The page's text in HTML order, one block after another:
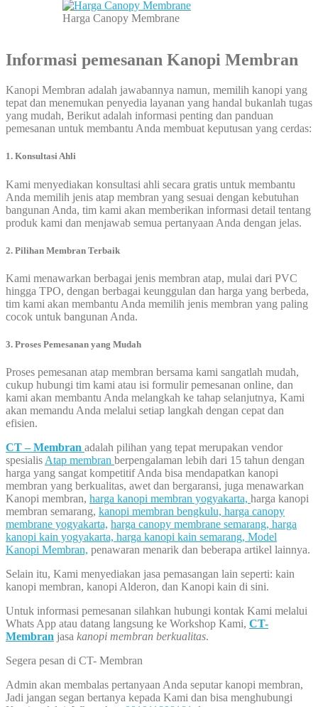
Harga Canopy Membrane
Informasi pemesanan Kanopi Membran
Kanopi Membran adalah jawabannya namun, memilih kanopi yang
tepat dan menemukan penyedia layanan yang handal bukanlah tugas
yang mudah, Berikut adalah informasi penting dan panduan
pemesanan untuk membantu Anda membuat keputusan yang cerdas:
1. Konsultasi Ahli
Kami menyediakan konsultasi ahli secara gratis untuk membantu
Anda memilih jenis atap membran yang sesuai dengan kebutuhan
bangunan Anda, tim kami akan memberikan informasi detail tentang
produk kami dan menjawab semua pertanyaan Anda dengan jelas.
2. Pilihan Membran Terbaik
Kami menawarkan berbagai jenis membran atap, mulai dari PVC
hingga TPO, dengan berbagai keunggulan dan harga yang berbeda,
tim kami akan membantu Anda memilih jenis membran yang paling
cocok untuk bangunan Anda.
3. Proses Pemesanan yang Mudah
Proses pemesanan atap membran bersama kami sangatlah mudah,
cukup hubungi tim kami atau isi formulir pemesanan online, dan
kami akan membantu Anda melangkah ke tahap selanjutnya, Kami
akan memandu Anda melalui setiap langkah dengan cepat dan
efisien.
CT – Membran adalah pilihan yang tepat merupakan vendor
spesialis Atap membran berpengalaman lebih dari 15 tahun dengan
harga yang sangat kompetitif Anda bisa mendapatkan kanopi
membran yang berkualitas, awet dan bergaransi, juga menawarkan
Kanopi membran, harga kanopi membran yogyakarta, harga kanopi
membran semarang, kanopi membran bengkulu, harga canopy
membrane yogyakarta, harga canopy membrane semarang, harga
kanopi kain yogyakarta, harga kanopi kain semarang, Model
Kanopi Membran, penawaran menarik dan beberapa artikel lainnya.
Selain itu, Kami menyediakan jasa pemasangan lain seperti: kain
kanopi membran, kanopi Alderon, dan Kanopi kain di sini.
Untuk informasi pemesanan silahkan hubungi kontak Kami melalui
Whats App atau datang langsung ke Workshop Kami, CT-
Membran jasa kanopi membran berkualitas.
Segera pesan di CT- Membran
Admin akan membalas pertanyaan Anda seputar kanopi membran,
Jadi jangan segan bertanya kepada Kami dan bisa menghubungi